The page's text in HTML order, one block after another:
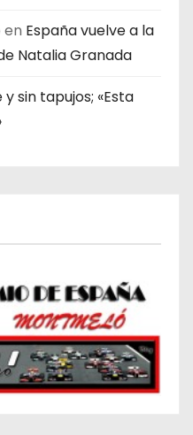
en España vuelve a la
Natalia Granada
sin tapujos; «Esta